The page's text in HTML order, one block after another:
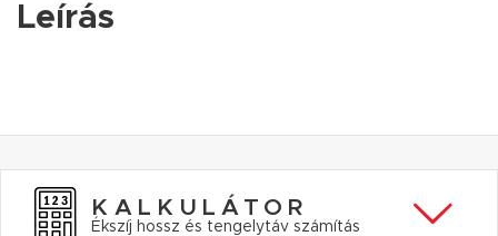
Leírás
KALKULÁTOR
Ékszíj hossz és tengelytáv számítás